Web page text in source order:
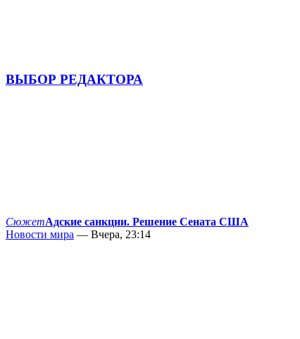
ВЫБОР РЕДАКТОРА
СюжетАдские санкции. Решение Сената США
Новости мира — Вчера, 23:14